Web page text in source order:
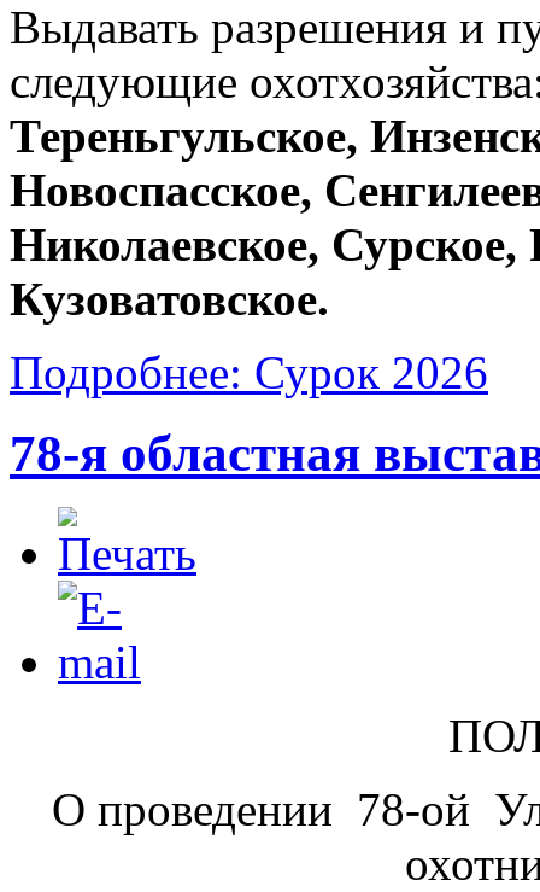
Выдавать разрешения и
следующие
Тереньгульское,
Новоспасское,
Николаевское, Сурское,
Кузоватовское.
Подробнее: Сурок 2026
78-я областная
О проведении 78-ой